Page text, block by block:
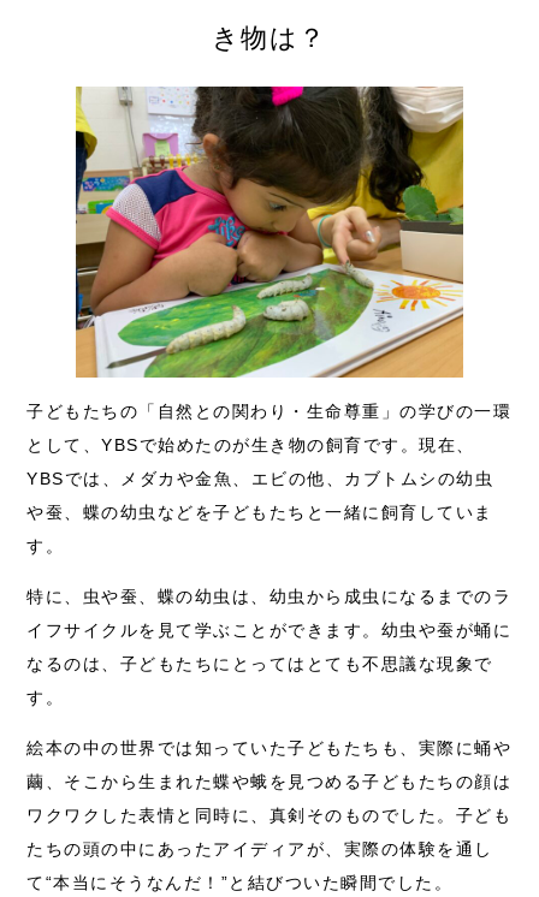
き物は？
子どもたちの「自然との関わり・生命尊重」の学びの一環
として、YBSで始めたのが生き物の飼育です。現在、
YBSでは、メダカや金魚、エビの他、カブトムシの幼虫
や蚕、蝶の幼虫などを子どもたちと一緒に飼育していま
す。
特に、虫や蚕、蝶の幼虫は、幼虫から成虫になるまでのラ
イフサイクルを見て学ぶことができます。幼虫や蚕が蛹に
なるのは、子どもたちにとってはとても不思議な現象で
す。
絵本の中の世界では知っていた子どもたちも、実際に蛹や
繭、そこから生まれた蝶や蛾を見つめる子どもたちの顔は
ワクワクした表情と同時に、真剣そのものでした。子ども
たちの頭の中にあったアイディアが、実際の体験を通し
て“本当にそうなんだ！”と結びついた瞬間でした。